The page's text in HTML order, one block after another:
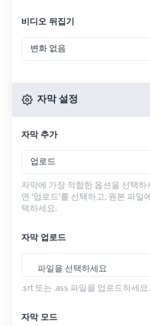
비디오 뒤집기
변화 없음
자막 설정
자막 추가
업로드
자막에 가장 적합한 옵션을 선택하
면 '업로드'를 선택하고, 원본 파일
택하세요.
자막 업로드
파일을 선택하세요
.srt 또는 .ass 파일을 업로드하세요.
자막 모드